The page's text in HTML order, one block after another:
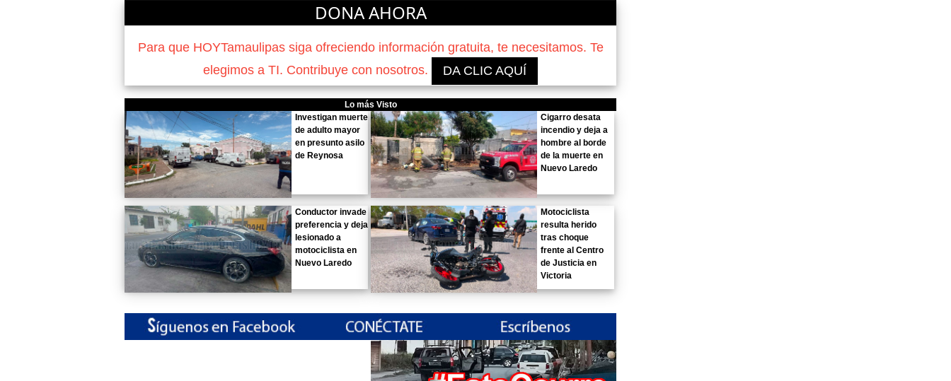
DONA AHORA
Para que HOYTamaulipas siga ofreciendo información gratuita, te necesitamos. Te
elegimos a TI. Contribuye con nosotros.
DA CLIC AQUÍ
Lo más Visto
Investigan muerte
de adulto mayor
en presunto asilo
de Reynosa
Cigarro desata
incendio y deja a
hombre al borde
de la muerte en
Nuevo Laredo
Conductor invade
preferencia y deja
lesionado a
motociclista en
Nuevo Laredo
Motociclista
resulta herido
tras choque
frente al Centro
de Justicia en
Victoria